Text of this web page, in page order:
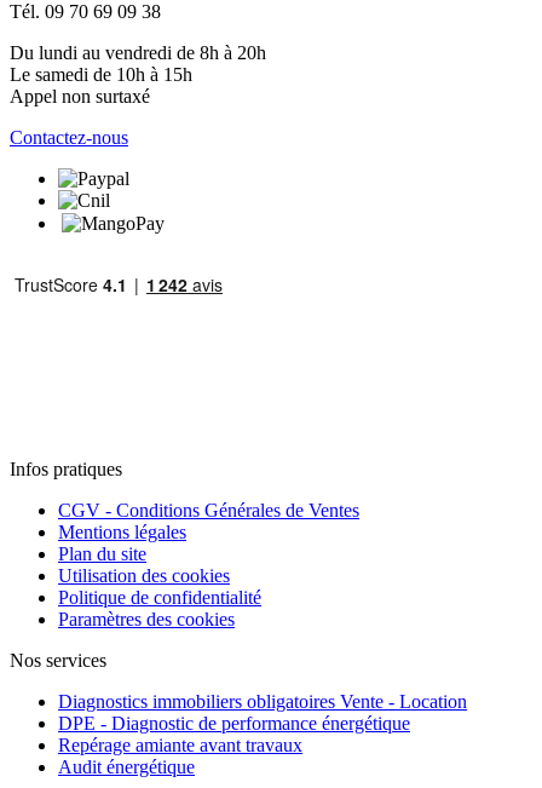
Tél. 09 70 69 09 38
Du lundi au vendredi de 8h à 20h
Le samedi de 10h à 15h
Appel non surtaxé
Contactez-nous
Infos pratiques
CGV - Conditions Générales de Ventes
Mentions légales
Plan du site
Utilisation des cookies
Politique de confidentialité
Paramètres des cookies
Nos services
Diagnostics immobiliers obligatoires Vente - Location
DPE - Diagnostic de performance énergétique
Repérage amiante avant travaux
Audit énergétique